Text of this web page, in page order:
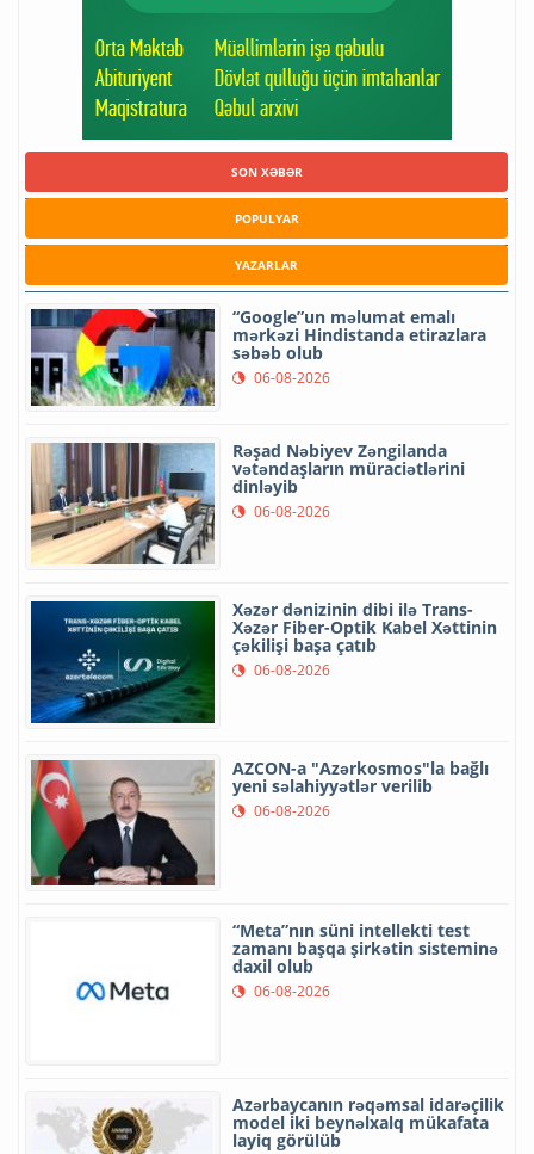
SON XƏBƏR
POPULYAR
YAZARLAR
“Google”un məlumat emalı
mərkəzi Hindistanda etirazlara
səbəb olub
06-08-2026
Rəşad Nəbiyev Zəngilanda
vətəndaşların müraciətlərini
dinləyib
06-08-2026
Xəzər dənizinin dibi ilə Trans-
Xəzər Fiber-Optik Kabel Xəttinin
çəkilişi başa çatıb
06-08-2026
AZCON-a "Azərkosmos"la bağlı
yeni səlahiyyətlər verilib
06-08-2026
“Meta”nın süni intellekti test
zamanı başqa şirkətin sisteminə
daxil olub
06-08-2026
Azərbaycanın rəqəmsal idarəçilik
model iki beynəlxalq mükafata
layiq görülüb